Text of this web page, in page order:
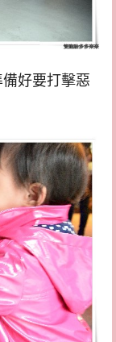
好要打擊惡